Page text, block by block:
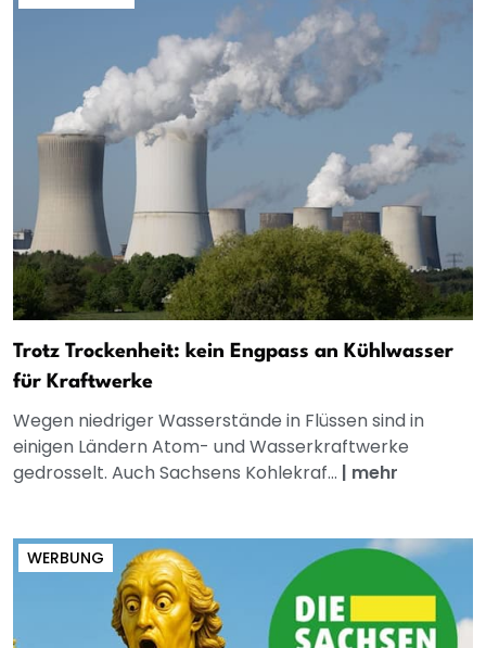
Trotz Trockenheit: kein Engpass an Kühlwasser
für Kraftwerke
Wegen niedriger Wasserstände in Flüssen sind in
einigen Ländern Atom- und Wasserkraftwerke
gedrosselt. Auch Sachsens Kohlekraf... | mehr
WERBUNG